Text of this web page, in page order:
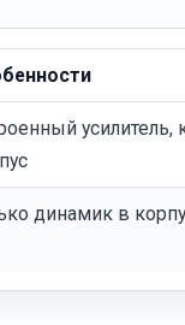
усилитель,
динамик в